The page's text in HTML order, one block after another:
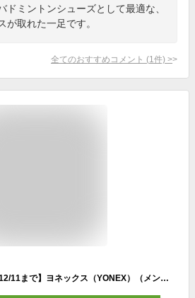
ドミントンシューズとして最適な、
が取れた一足です。
全てのおすすめコメント (1 件) >
【5%OFFクーポン対象！12/11まで】ヨネックス（YONEX）（メンズ、レディース）バドミントンシューズ パワークッション エクリプション Z SHBELZ3M-019